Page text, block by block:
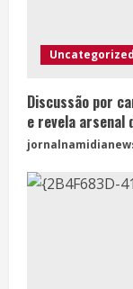
Uncategorized
Discussão por
e revela arsenal